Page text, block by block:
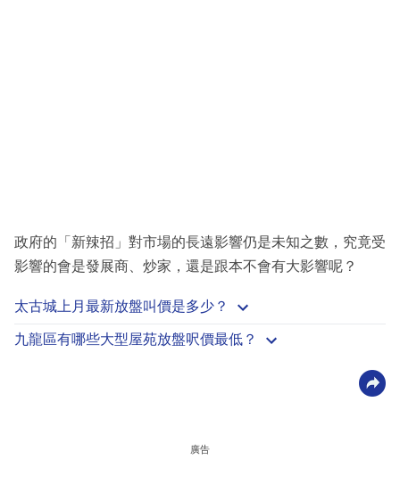
政府的「新辣招」對市場的長遠影響仍是未知之數，究竟受
影響的會是發展商、炒家，還是跟本不會有大影響呢？
太古城上月最新放盤叫價是多少？
九龍區有哪些大型屋苑放盤呎價最低？
廣告